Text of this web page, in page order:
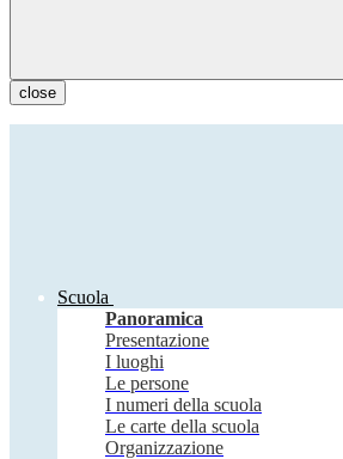
close
Scuola
Panoramica
Presentazione
I luoghi
Le persone
I numeri della scuola
Le carte della scuola
Organizzazione